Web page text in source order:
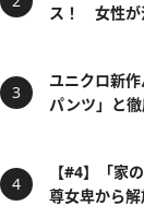
ス！ 女性が
ユニクロ新
パンツ」と
【#4】「家
尊女卑から